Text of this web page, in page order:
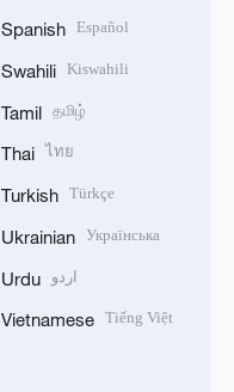
Spanish Español
Swahili Kiswahili
Tamil தமிழ்
Thai ไทย
Turkish Türkçe
Ukrainian Українська
Urdu اردو
Vietnamese Tiếng Việt